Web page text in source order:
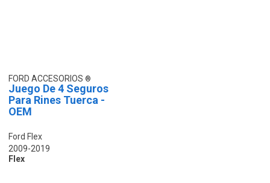
FORD ACCESORIOS
Juego De 4 Seguros
Para Rines Tuerca -
OEM
Ford Flex
2009-2019
Flex